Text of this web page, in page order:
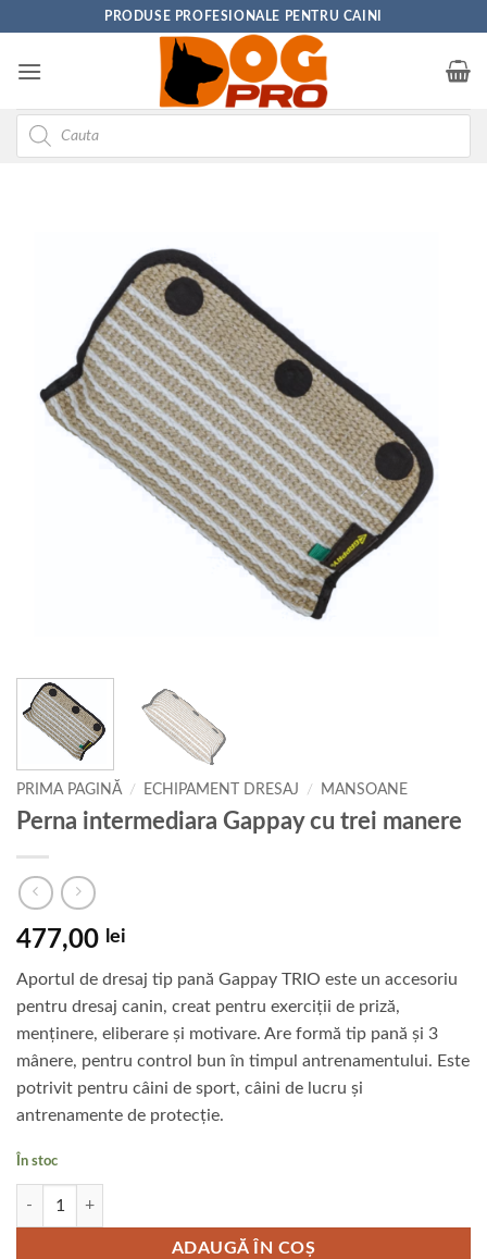
content
PRODUSE PROFESIONALE PENTRU CAINI
Products
search
PRIMA PAGINĂ / ECHIPAMENT DRESAJ / MANSOANE
Perna intermediara Gappay cu trei manere
477,00 lei
Aportul de dresaj tip pană Gappay TRIO este un accesoriu
pentru dresaj canin, creat pentru exerciții de priză,
menținere, eliberare și motivare. Are formă tip pană și 3
mânere, pentru control bun în timpul antrenamentului. Este
potrivit pentru câini de sport, câini de lucru și
antrenamente de protecție.
În stoc
ADAUGĂ ÎN COȘ